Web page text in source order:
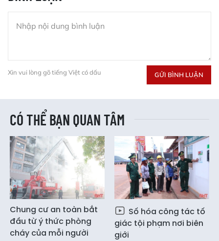
Xin vui lòng gõ tiếng Việt có dấu GỬI BÌNH LUẬN
CÓ THỂ BẠN QUAN TÂM
Chung cư an toàn bắt
đầu từ ý thức phòng
cháy của mỗi người
Số hóa công tác tố
giác tội phạm nơi biên
giới